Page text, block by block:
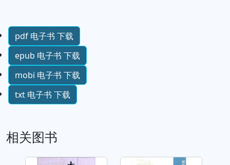
pdf 电子书 下载
epub 电子书 下载
mobi 电子书 下载
txt 电子书 下载
相关图书